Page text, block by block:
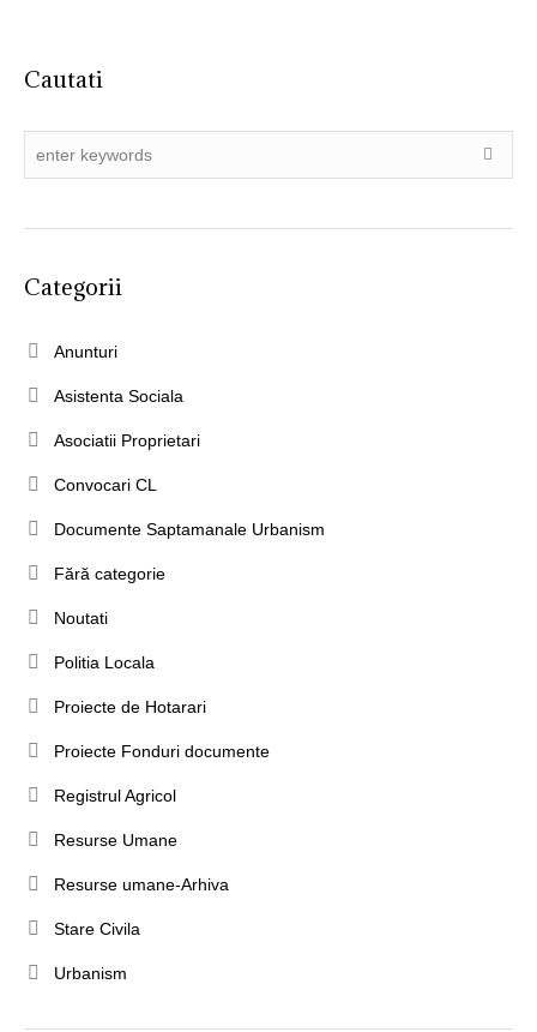
Cautati
Categorii
Anunturi
Asistenta Sociala
Asociatii Proprietari
Convocari CL
Documente Saptamanale Urbanism
Fără categorie
Noutati
Politia Locala
Proiecte de Hotarari
Proiecte Fonduri documente
Registrul Agricol
Resurse Umane
Resurse umane-Arhiva
Stare Civila
Urbanism